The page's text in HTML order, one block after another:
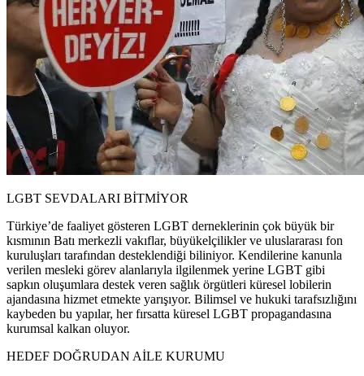
LGBT SEVDALARI BİTMİYOR
Türkiye’de faaliyet gösteren LGBT derneklerinin çok büyük bir
kısmının Batı merkezli vakıflar, büyükelçilikler ve uluslararası fon
kuruluşları tarafından desteklendiği biliniyor. Kendilerine kanunla
verilen mesleki görev alanlarıyla ilgilenmek yerine LGBT gibi
sapkın oluşumlara destek veren sağlık örgütleri küresel lobilerin
ajandasına hizmet etmekte yarışıyor. Bilimsel ve hukuki tarafsızlığını
kaybeden bu yapılar, her fırsatta küresel LGBT propagandasına
kurumsal kalkan oluyor.
HEDEF DOĞRUDAN AİLE KURUMU